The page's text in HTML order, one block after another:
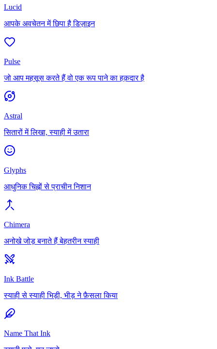
Lucid
आपके अवचेतन में छिपा है डिज़ाइन
Pulse
जो आप महसूस करते हैं वो एक रूप पाने का हक़दार है
Astral
सितारों में लिखा, स्याही में उतारा
Glyphs
आधुनिक चिह्नों से प्राचीन निशान
Chimera
अनोखे जोड़ बनाते हैं बेहतरीन स्याही
Ink Battle
स्याही से स्याही भिड़ी, भीड़ ने फ़ैसला किया
Name That Ink